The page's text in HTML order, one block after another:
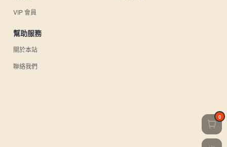
VIP 會員
幫助服務
關於本站
聯絡我們
0